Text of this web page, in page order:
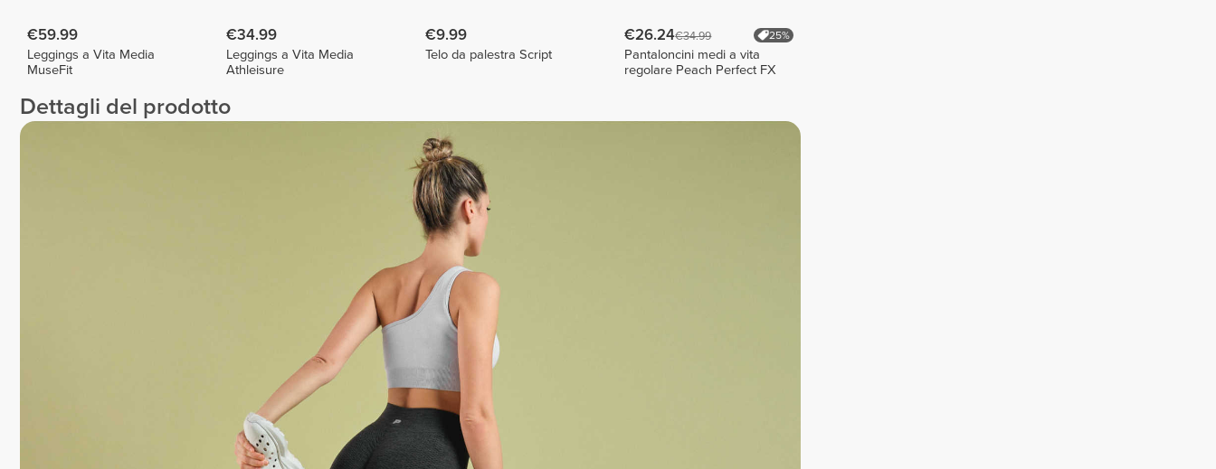
€59.99
Leggings a Vita Media
MuseFit
€34.99
Leggings a Vita Media
Athleisure
€9.99
Telo da palestra Script
€26.24€34.99 25%
Pantaloncini medi a vita
regolare Peach Perfect FX
Dettagli del prodotto